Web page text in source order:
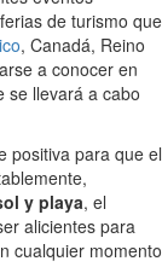
de turismo que
, Canadá, Reino
a conocer en
se llevará a cabo
positiva para que el
y playa, el
alicientes para
cualquier momento